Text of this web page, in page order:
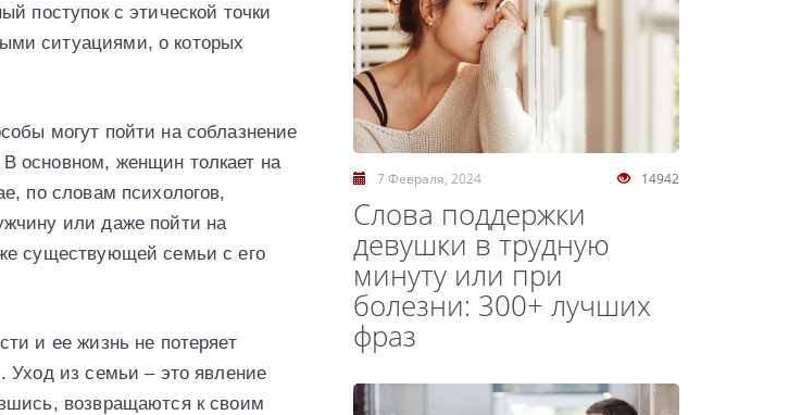
поступок с этической точки
ситуациями, о которых
могут пойти на соблазнение
основном, женщин толкает на
по словам психологов,
или даже пойти на
существующей семьи с его
и ее жизнь не потеряет
Уход из семьи – это явление
возвращаются к своим
14942
7 Февраля, 2024
Слова поддержки
девушки в трудную
минуту или при
болезни: 300+ лучших
фраз